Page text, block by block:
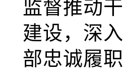
监督推动
建设，深
部忠诚履